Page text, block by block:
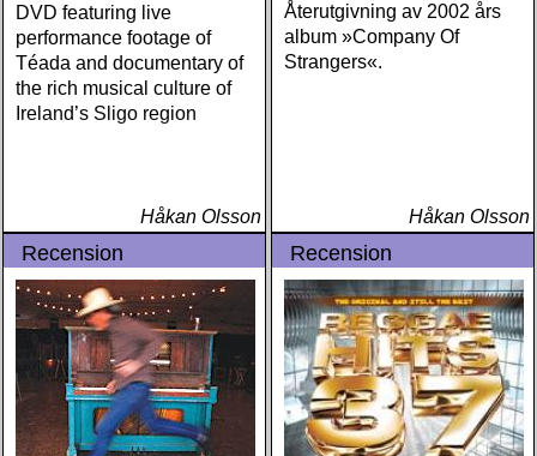
DVD featuring live
performance footage of
Téada and documentary of
the rich musical culture of
Ireland’s Sligo region
Håkan Olsson
Återutgivning av 2002 års
album »Company Of
Strangers«.
Håkan Olsson
Recension Recension